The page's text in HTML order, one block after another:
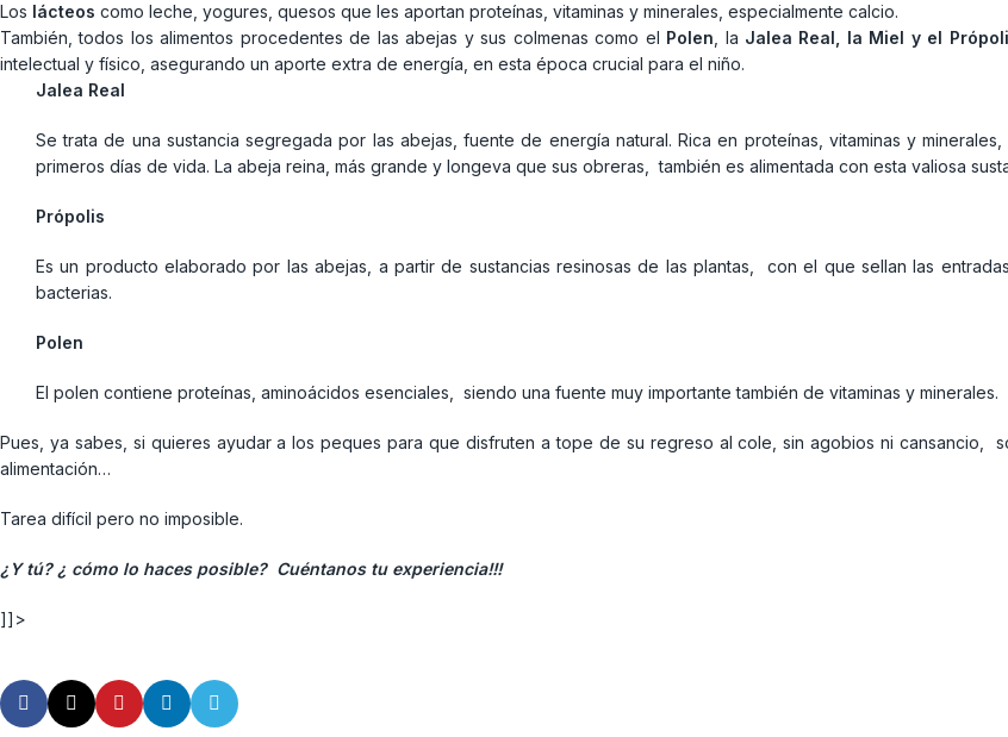
Los lácteos como leche, yogures, quesos que les aportan proteínas, vitaminas y minerales, especialmente calcio.
También, todos los alimentos procedentes de las abejas y sus colmenas como el Polen , la Jalea Real, la Miel y el
intelectual y físico, asegurando un aporte extra de energía, en esta época crucial para el niño.
Jalea Real
Se trata de una sustancia segregada por las abejas, fuente de energía natural. Rica en proteínas, vitaminas y
primeros días de vida. La abeja reina, más grande y longeva que sus obreras, también es alimentada con esta valiosa
Própolis
Es un producto elaborado por las abejas, a partir de sustancias resinosas de las plantas, con el que sellan las
bacterias.
Polen
El polen contiene proteínas, aminoácidos esenciales, siendo una fuente muy importante también de vitaminas y minerales.
Pues, ya sabes, si quieres ayudar a los peques para que disfruten a tope de su regreso al cole, sin agobios ni cansancio,
alimentación…
Tarea difícil pero no imposible.
¿Y tú? ¿ cómo lo haces posible? Cuéntanos tu experiencia!!!
]]>